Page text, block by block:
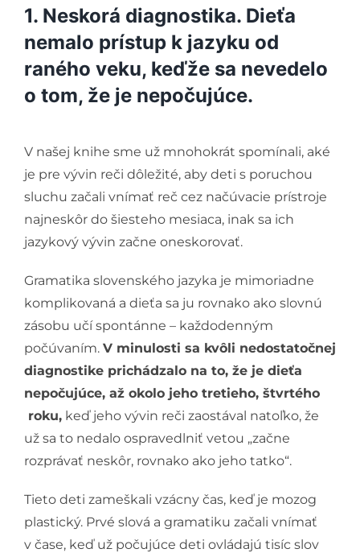
1. Neskorá diagnostika. Dieťa
nemalo prístup k jazyku od
raného veku, keďže sa nevedelo
o tom, že je nepočujúce.
V našej knihe sme už mnohokrát spomínali, aké
je pre vývin reči dôležité, aby deti s poruchou
sluchu začali vnímať reč cez načúvacie prístroje
najneskôr do šiesteho mesiaca, inak sa ich
jazykový vývin začne oneskorovať.
Gramatika slovenského jazyka je mimoriadne
komplikovaná a dieťa sa ju rovnako ako slovnú
zásobu učí spontánne – každodenným
počúvaním. V minulosti sa kvôli nedostatočnej
diagnostike prichádzalo na to, že je dieťa
nepočujúce, až okolo jeho tretieho, štvrtého
roku,keď jeho vývin reči zaostával natoľko, že
už sa to nedalo ospravedlniť vetou „začne
rozprávať neskôr, rovnako ako jeho tatko“.
Tieto deti zameškali vzácny čas, keď je mozog
plastický. Prvé slová a gramatiku začali vnímať
v čase, keď už počujúce deti ovládajú tisíc slov